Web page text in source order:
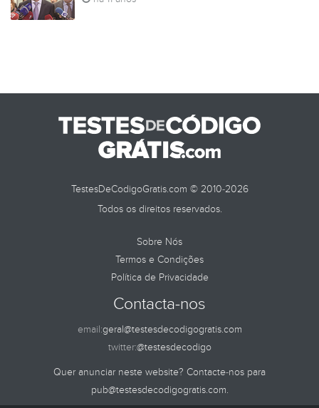
TestesDeCodigoGratis.com © 2010-2026
Todos os direitos reservados.
Sobre Nós
Termos e Condições
Política de Privacidade
Contacta-nos
email:geral@testesdecodigogratis.com
twitter:@testesdecodigo
Quer anunciar neste website? Contacte-nos para
pub@testesdecodigogratis.com.